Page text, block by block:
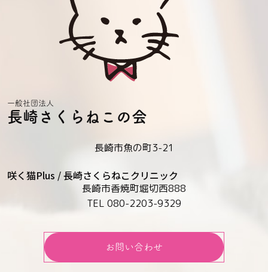
一般社団法人
長崎さくらねこの会
長崎市魚の町3-21
咲く猫Plus / 長崎さくらねこクリニック
長崎市香焼町堀切西888
TEL 080-2203-9329
お問い合わせ